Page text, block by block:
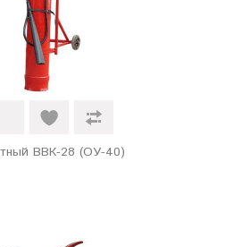
ВВК-28 (ОУ-40)